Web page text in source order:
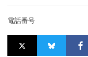
電話番号